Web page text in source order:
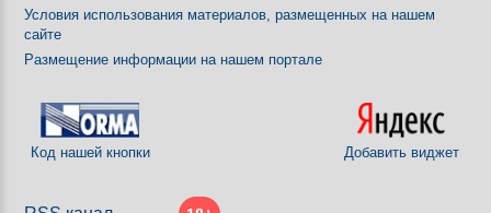
Условия использования материалов, размещенных на нашем
сайте
Размещение информации на нашем портале
Код нашей кнопки Добавить виджет